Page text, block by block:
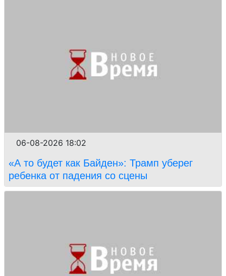
06-08-2026 18:02
«А то будет как Байден»: Трамп уберег
ребенка от падения со сцены